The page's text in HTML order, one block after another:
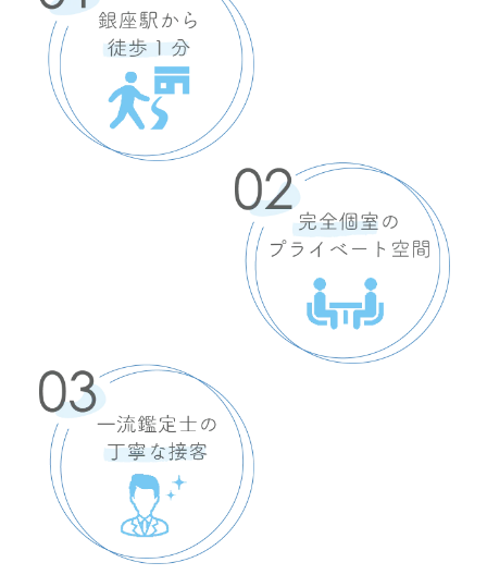
ブルガリ
セルペンティ ヴァイパー ブレスレット
セルペンティ ヴァイパー ブレスレット18Kホ
ワイトゴールド製セルペンティ
ASK
セルペンティ ヴァイパー ブレスレットデミパ
ヴェダイヤモンド
ブルガリ
セルペンティ ヴァイパー ブレスレットフルパ
ヴェダイヤモンド